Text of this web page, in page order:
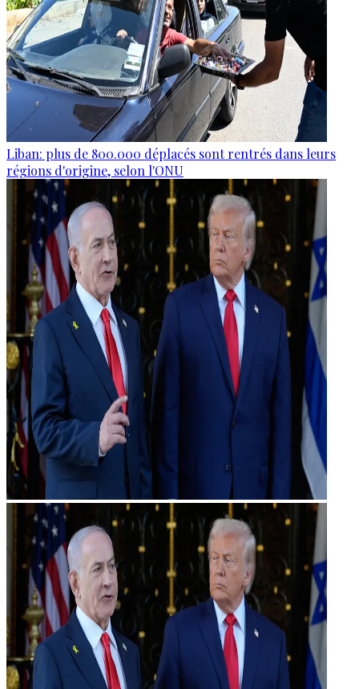
Liban: plus de 800.000 déplacés sont rentrés dans leurs
régions d'origine, selon l'ONU